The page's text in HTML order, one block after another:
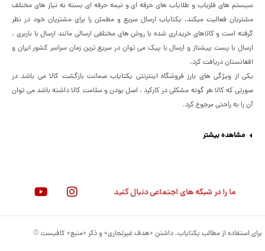
سیستم های فلزیاب و طلایاب های حرفه ای و نیمه حرفه ای بسته به نیاز های مختلف
مشتریان فعالیت میکند. یکتایاب ارسال سریع و مطمئن را برای مشتریان خود در نظر
گرفته است و کالاهای خریداری شده با روش های مختلفی ارسالی مانند ارسال با باربری ،
ارسال با پست پیشتاز و ارسال با پیک می توان در سریع ترین زمان سراسر کشور ایران و
افغانستان دریافت کرد.
یکی از ویژگی های بارز فروشگاه اینترنتی یکتایاب ضمانت بازگشت کالا می باشد در
صورتی که کالا هر گونه مشکلی در کارکرد ، اصل بودن و سلامت کالا داشته باشد می توان
آن را به راحتی مرجوع کرد.
مشاهده بیشتر
ما را در شبکه های اجتماعی دنبال کنید
برای استفاده از مطالب یکتایاب، داشتن «هدف غیرتجاری» و ذکر «منبع» کافیست ©